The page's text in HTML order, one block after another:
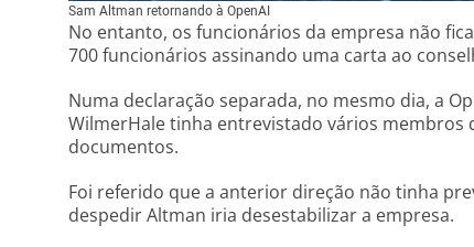
Sam Altman retornando à OpenAI
No entanto, os funcionários da empresa não
700 funcionários assinando uma carta ao
Numa declaração separada, no mesmo dia, a
WilmerHale tinha entrevistado vários membros
documentos.
Foi referido que a anterior direção não tinha
despedir Altman iria desestabilizar a empresa.